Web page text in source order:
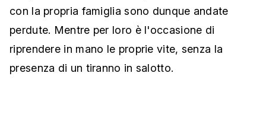
con la propria famiglia sono dunque andate
perdute. Mentre per loro è l'occasione di
riprendere in mano le proprie vite, senza la
presenza di un tiranno in salotto.